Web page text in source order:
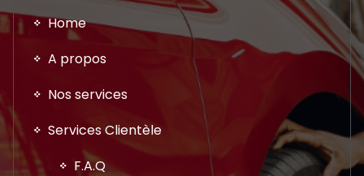
Home
A propos
Nos services
Services Clientèle
F.A.Q